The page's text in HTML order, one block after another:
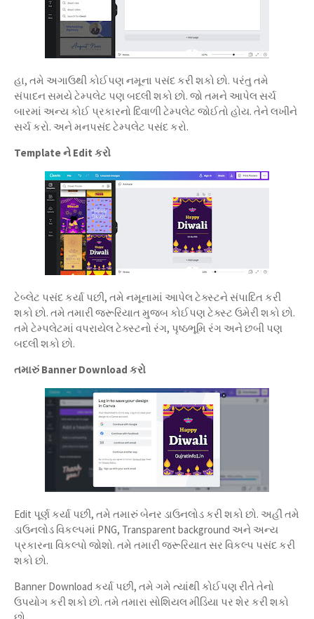
હા, તમે અગાઉથી કોઈપણ નમૂના પસંદ કરી શકો છો. પરંતુ તમે
સંપાદન સમયે ટેમ્પલેટ પણ બદલી શકો છો. જો તમને આપેલ સર્ચ
બારમાં અન્ય કોઈ પ્રકારનો દિવાળી ટેમ્પલેટ જોઈતો હોય. તેને લખીને
સર્ચ કરો. અને મનપસંદ ટેમ્પલેટ પસંદ કરો.
Template ને Edit કરો
ટેબ્લેટ પસંદ કર્યા પછી, તમે નમૂનામાં આપેલ ટેક્સ્ટને સંપાદિત કરી
શકો છો. તમે તમારી જરૂરિયાત મુજબ કોઈપણ ટેક્સ્ટ ઉમેરી શકો છો.
તમે ટેમ્પલેટમાં વપરાયેલ ટેક્સ્ટનો રંગ, પૃષ્ઠભૂમિ રંગ અને છબી પણ
બદલી શકો છો.
તમારું Banner Download કરો
Edit પૂર્ણ કર્યા પછી, તમે તમારું બેનર ડાઉનલોડ કરી શકો છો. અહીં તમે
ડાઉનલોડ વિકલ્પમાં PNG, Transparent background અને અન્ય
પ્રકારના વિકલ્પો જોશો. તમે તમારી જરૂરિયાત સર વિકલ્પ પસંદ કરી
શકો છો.
Banner Download કર્યા પછી, તમે ગમે ત્યાંથી કોઈપણ રીતે તેનો
ઉપયોગ કરી શકો છો. તમે તમારા સોશિયલ મીડિયા પર શેર કરી શકો